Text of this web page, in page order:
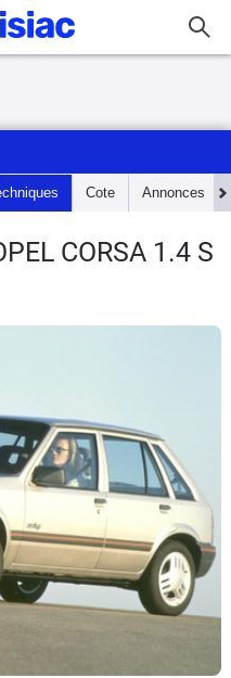
Cote Annonces
CORSA 1.4 S